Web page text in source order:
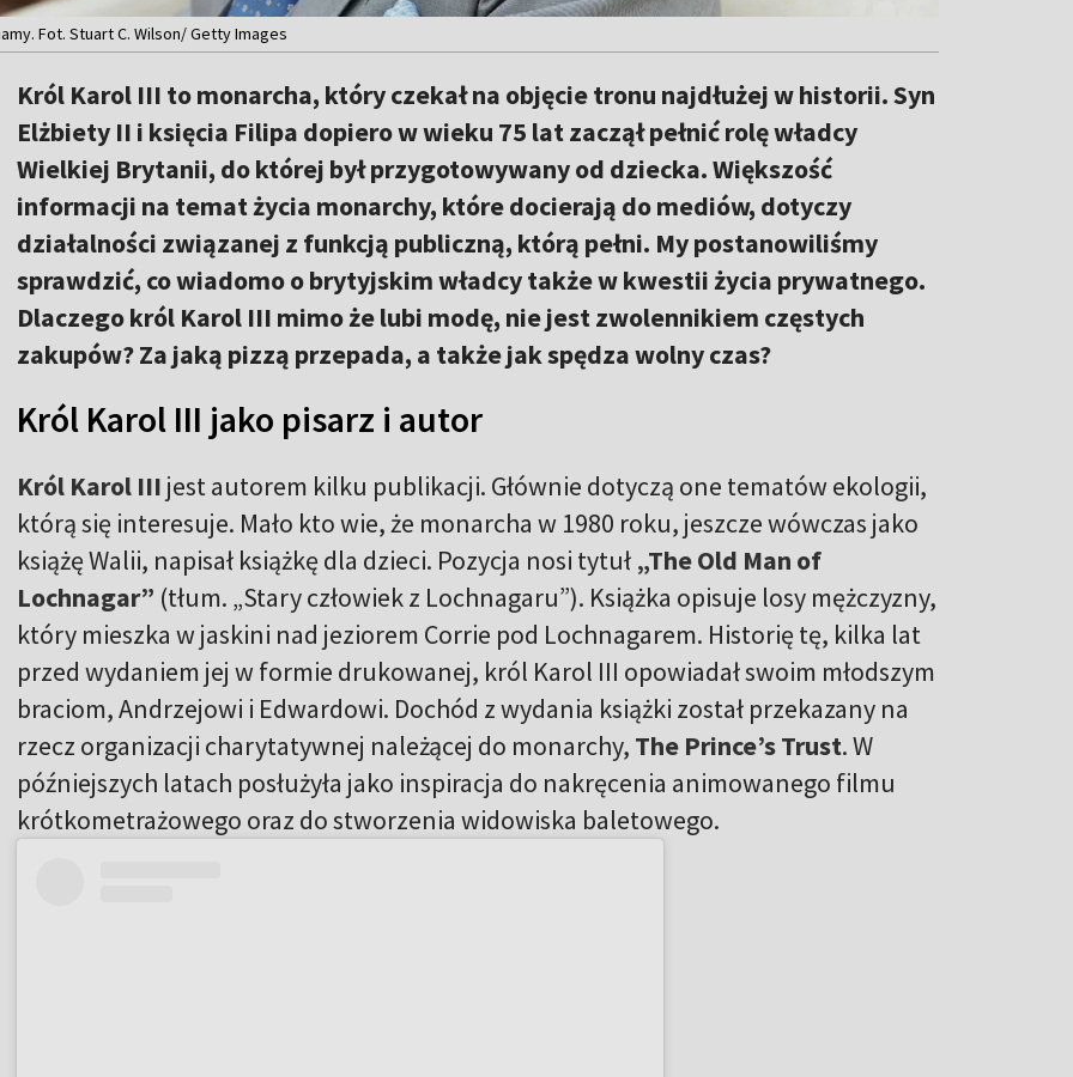
Fot. Stuart C. Wilson/ Getty Images
Król Karol III to monarcha, który czekał na objęcie tronu najdłużej w historii. Syn
Elżbiety II i księcia Filipa dopiero w wieku 75 lat zaczął pełnić rolę władcy
Wielkiej Brytanii, do której był przygotowywany od dziecka. Większość
informacji na temat życia monarchy, które docierają do mediów, dotyczy
działalności związanej z funkcją publiczną, którą pełni. My postanowiliśmy
sprawdzić, co wiadomo o brytyjskim władcy także w kwestii życia prywatnego.
Dlaczego król Karol III mimo że lubi modę, nie jest zwolennikiem częstych
zakupów? Za jaką pizzą przepada, a także jak spędza wolny czas?
Król Karol III jako pisarz i autor
Król Karol III jest autorem kilku publikacji. Głównie dotyczą one tematów ekologii,
którą się interesuje. Mało kto wie, że monarcha w 1980 roku, jeszcze wówczas jako
książę Walii, napisał książkę dla dzieci. Pozycja nosi tytuł „The Old Man of
Lochnagar” (tłum. „Stary człowiek z Lochnagaru”). Książka opisuje losy mężczyzny,
który mieszka w jaskini nad jeziorem Corrie pod Lochnagarem. Historię tę, kilka lat
przed wydaniem jej w formie drukowanej, król Karol III opowiadał swoim młodszym
braciom, Andrzejowi i Edwardowi. Dochód z wydania książki został przekazany na
rzecz organizacji charytatywnej należącej do monarchy, The Prince’s Trust. W
późniejszych latach posłużyła jako inspiracja do nakręcenia animowanego filmu
krótkometrażowego oraz do stworzenia widowiska baletowego.